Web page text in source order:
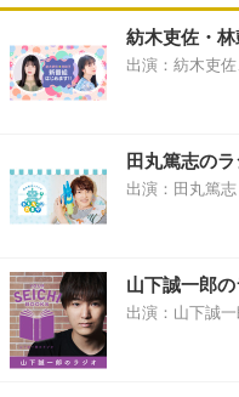
紡木吏佐・
出演：紡木吏
田丸篤志の
出演：田丸篤志
山下誠一郎
出演：山下誠一